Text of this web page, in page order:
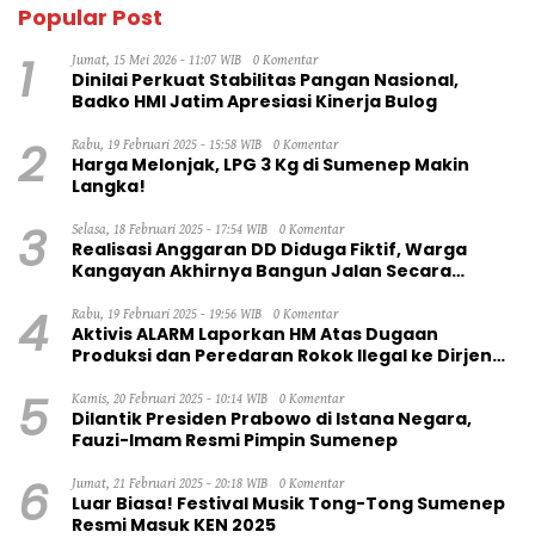
Popular Post
1 Jumat, 15 Mei 2026 - 11:07 WIB 0 Komentar
Dinilai Perkuat Stabilitas Pangan Nasional,
Badko HMI Jatim Apresiasi Kinerja Bulog
2 Rabu, 19 Februari 2025 - 15:58 WIB 0 Komentar
Harga Melonjak, LPG 3 Kg di Sumenep Makin
Langka!
3 Selasa, 18 Februari 2025 - 17:54 WIB 0 Komentar
Realisasi Anggaran DD Diduga Fiktif, Warga
Kangayan Akhirnya Bangun Jalan Secara
4 Rabu, 19 Februari 2025 - 19:56 WIB 0 Komentar
Aktivis ALARM Laporkan HM Atas Dugaan
Produksi dan Peredaran Rokok Ilegal ke Dirjen
5 Kamis, 20 Februari 2025 - 10:14 WIB 0 Komentar
Dilantik Presiden Prabowo di Istana Negara,
Fauzi-Imam Resmi Pimpin Sumenep
6 Jumat, 21 Februari 2025 - 20:18 WIB 0 Komentar
Luar Biasa! Festival Musik Tong-Tong Sumenep
Resmi Masuk KEN 2025